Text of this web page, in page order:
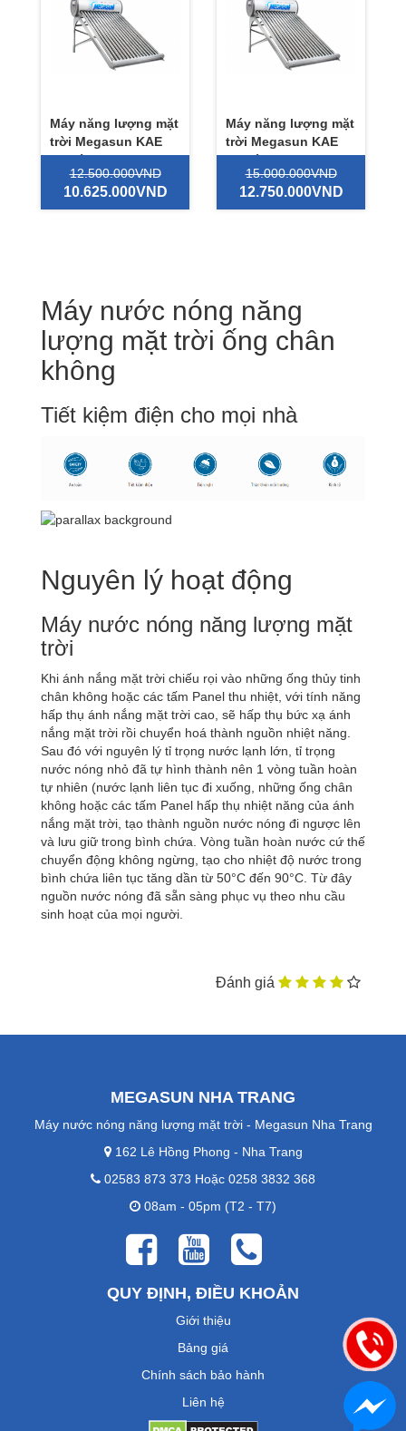
Máy năng lượng mặt
trời Megasun KAE
240 lít
12.500.000VND
10.625.000VND
Máy năng lượng mặt
trời Megasun KAE
300 lít
15.000.000VND
12.750.000VND
Máy nước nóng năng
lượng mặt trời ống chân
không
Tiết kiệm điện cho mọi nhà
Nguyên lý hoạt động
Máy nước nóng năng lượng mặt
trời
Khi ánh nắng mặt trời chiếu rọi vào những ống thủy tinh
chân không hoặc các tấm Panel thu nhiệt, với tính năng
hấp thụ ánh nắng mặt trời cao, sẽ hấp thụ bức xạ ánh
nắng mặt trời rồi chuyển hoá thành nguồn nhiệt năng.
Sau đó với nguyên lý tỉ trọng nước lạnh lớn, tỉ trọng
nước nóng nhỏ đã tự hình thành nên 1 vòng tuần hoàn
tự nhiên (nước lạnh liên tục đi xuống, những ống chân
không hoặc các tấm Panel hấp thụ nhiệt năng của ánh
nắng mặt trời, tạo thành nguồn nước nóng đi ngược lên
và lưu giữ trong bình chứa. Vòng tuần hoàn nước cứ thế
chuyển động không ngừng, tạo cho nhiệt độ nước trong
bình chứa liên tục tăng dần từ 50°C đến 90°C. Từ đây
nguồn nước nóng đã sẵn sàng phục vụ theo nhu cầu
sinh hoạt của mọi người.
Đánh giá
MEGASUN NHA TRANG
Máy nước nóng năng lượng mặt trời - Megasun Nha Trang
162 Lê Hồng Phong - Nha Trang
02583 873 373 Hoặc 0258 3832 368
08am - 05pm (T2 - T7)
QUY ĐỊNH, ĐIỀU KHOẢN
Giới thiệu
Bảng giá
Chính sách bảo hành
Liên hệ